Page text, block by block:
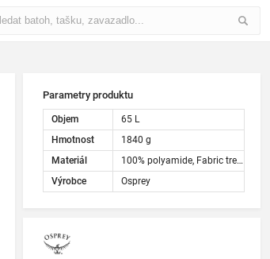
Parametry produktu
Objem
65 L
Hmotnost
1840 g
Materiál
100% polyamide, Fabric treatment: DWR treated
Výrobce
Osprey